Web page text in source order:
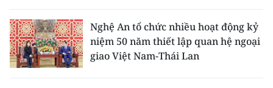
Nghệ An tổ chức nhiều hoạt động kỷ
niệm 50 năm thiết lập quan hệ ngoại
giao Việt Nam-Thái Lan